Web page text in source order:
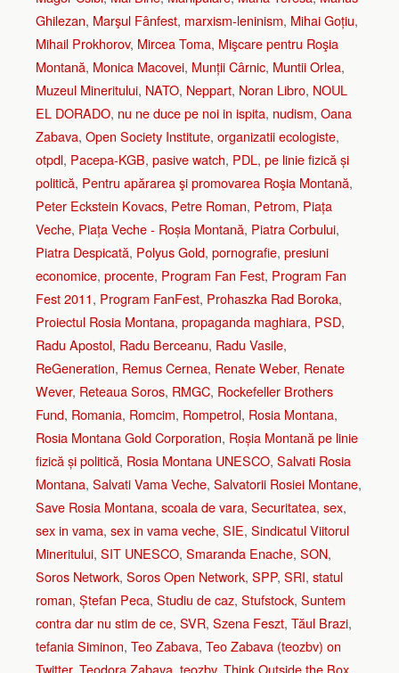
Ghilezan, Marşul Fânfest, marxism-leninism, Mihai Goțiu,
Mihail Prokhorov, Mircea Toma, Mişcare pentru Roşia
Montană, Monica Macovei, Munții Cârnic, Muntii Orlea,
Muzeul Mineritului, NATO, Neppart, Noran Libro, NOUL
EL DORADO, nu ne duce pe noi in ispita, nudism, Oana
Zabava, Open Society Institute, organizatii ecologiste,
otpdl, Pacepa-KGB, pasive watch, PDL, pe linie fizică și
politică, Pentru apărarea şi promovarea Roşia Montană,
Peter Eckstein Kovacs, Petre Roman, Petrom, Piața
Veche, Piața Veche - Roșia Montană, Piatra Corbului,
Piatra Despicată, Polyus Gold, pornografie, presiuni
economice, procente, Program Fan Fest, Program Fan
Fest 2011, Program FanFest, Prohaszka Rad Boroka,
Proiectul Rosia Montana, propaganda maghiara, PSD,
Radu Apostol, Radu Berceanu, Radu Vasile,
ReGeneration, Remus Cernea, Renate Weber, Renate
Wever, Reteaua Soros, RMGC, Rockefeller Brothers
Fund, Romania, Romcim, Rompetrol, Rosia Montana,
Rosia Montana Gold Corporation, Roșia Montană pe linie
fizică și politică, Rosia Montana UNESCO, Salvati Rosia
Montana, Salvati Vama Veche, Salvatorii Rosiei Montane,
Save Rosia Montana, scoala de vara, Securitatea, sex,
sex in vama, sex in vama veche, SIE, Sindicatul Viitorul
Mineritului, SIT UNESCO, Smaranda Enache, SON,
Soros Network, Soros Open Network, SPP, SRI, statul
roman, Ștefan Peca, Studiu de caz, Stufstock, Suntem
contra dar nu stim de ce, SVR, Szena Feszt, Tăul Brazi,
tefania Siminon, Teo Zabava, Teo Zabava (teozbv) on
Twitter, Teodora Zabava, teozbv, Think Outside the Box,